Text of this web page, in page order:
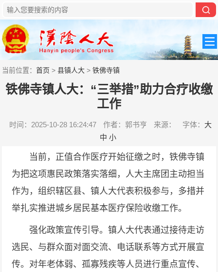
当前位置：首页 >县镇人大 >铁佛寺镇
铁佛寺镇人大：“三举措”助力合疗收缴
工作
时间：2025-10-28 16:24:47 作者：郭书亨 来源： 字体： 大
中 小
当前，正值合作医疗开始征缴之时，铁佛寺镇
为把这项惠民政策落实落细，人大主席团主动担当
作为，组织辖区县、镇人大代表积极参与，多措并
举扎实推进城乡居民基本医疗保险收缴工作。
强化政策宣传引导。镇人大代表通过接待走访
选民、与群众面对面交流、电话联系等方式开展宣
传。对年老体弱、孤寡残疾等人员进行重点宣传、